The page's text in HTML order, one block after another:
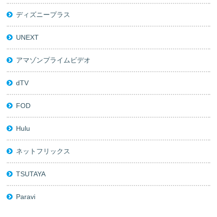
ディズニープラス
UNEXT
アマゾンプライムビデオ
dTV
FOD
Hulu
ネットフリックス
TSUTAYA
Paravi